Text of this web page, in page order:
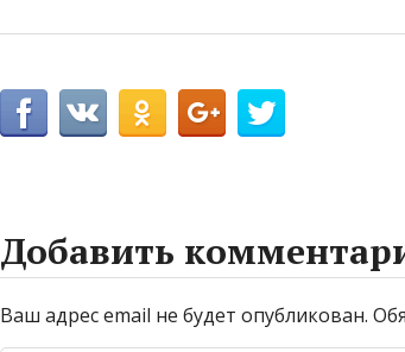
Добавить
Ваш адрес email не будет опубликован.